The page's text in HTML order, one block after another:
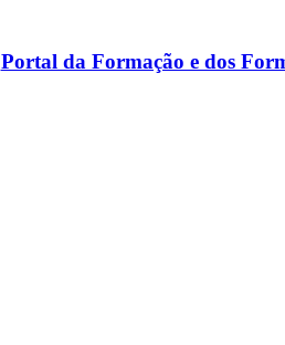
Portal da Formação e dos